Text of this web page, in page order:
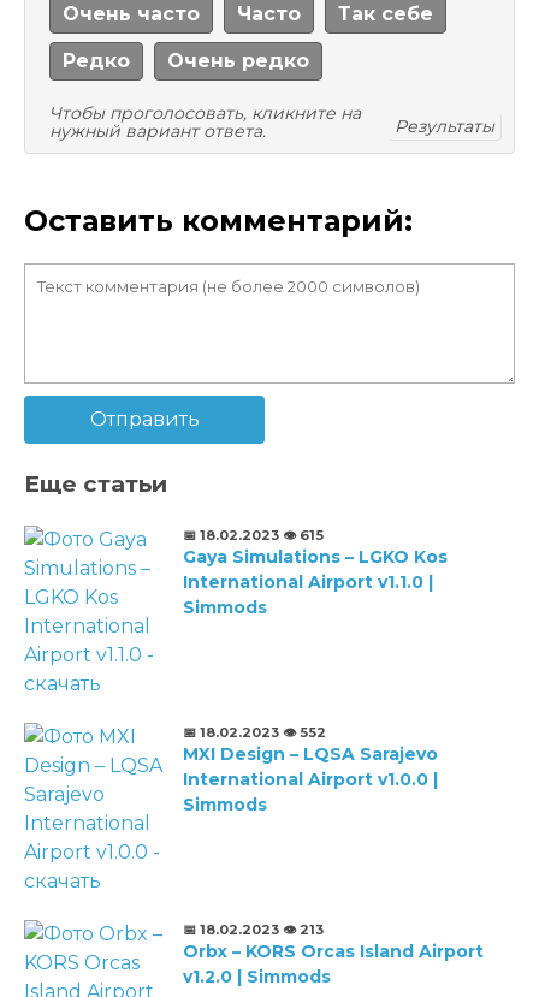
Очень часто Часто Так себе
Редко Очень редко
Чтобы проголосовать, кликните на
нужный вариант ответа.
Результаты
Оставить комментарий:
Отправить
Еще статьи
📅 18.02.2023 👁️ 615
Gaya Simulations – LGKO Kos
International Airport v1.1.0 |
Simmods
📅 18.02.2023 👁️ 552
MXI Design – LQSA Sarajevo
International Airport v1.0.0 |
Simmods
📅 18.02.2023 👁️ 213
Orbx – KORS Orcas Island Airport
v1.2.0 | Simmods